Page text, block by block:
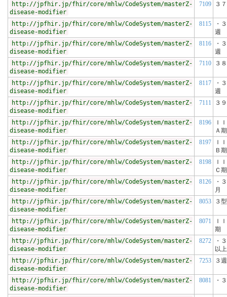
http://jpfhir.jp/fhir/core/mhlw/CodeSystem/masterZ-
disease-modifier
7109 ３
http://jpfhir.jp/fhir/core/mhlw/CodeSystem/masterZ-
disease-modifier
8115
・
週
http://jpfhir.jp/fhir/core/mhlw/CodeSystem/masterZ-
disease-modifier
8116
・
週
http://jpfhir.jp/fhir/core/mhlw/CodeSystem/masterZ-
disease-modifier
7110 ３
http://jpfhir.jp/fhir/core/mhlw/CodeSystem/masterZ-
disease-modifier
8117
・
週
http://jpfhir.jp/fhir/core/mhlw/CodeSystem/masterZ-
disease-modifier
7111 ３
http://jpfhir.jp/fhir/core/mhlw/CodeSystem/masterZ-
disease-modifier
8196
Ｉ
Ａ期
http://jpfhir.jp/fhir/core/mhlw/CodeSystem/masterZ-
disease-modifier
8197
Ｉ
Ｂ期
http://jpfhir.jp/fhir/core/mhlw/CodeSystem/masterZ-
disease-modifier
8198
Ｉ
Ｃ期
http://jpfhir.jp/fhir/core/mhlw/CodeSystem/masterZ-
disease-modifier
8126
・
月
http://jpfhir.jp/fhir/core/mhlw/CodeSystem/masterZ-
disease-modifier
8053 ３型
http://jpfhir.jp/fhir/core/mhlw/CodeSystem/masterZ-
disease-modifier
8071
Ｉ
期
http://jpfhir.jp/fhir/core/mhlw/CodeSystem/masterZ-
disease-modifier
8272
・
以上
http://jpfhir.jp/fhir/core/mhlw/CodeSystem/masterZ-
disease-modifier
7253 ３週
http://jpfhir.jp/fhir/core/mhlw/CodeSystem/masterZ-
disease-modifier
8081 ・